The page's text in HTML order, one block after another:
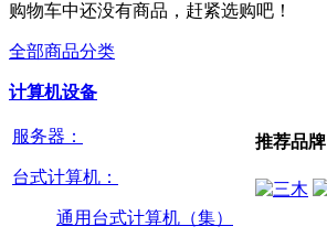
购物车中还没有商品，赶紧选购吧！
全部商品分类
计算机设备
服务器：
台式计算机：
通用台式计算机（集）
推荐品牌